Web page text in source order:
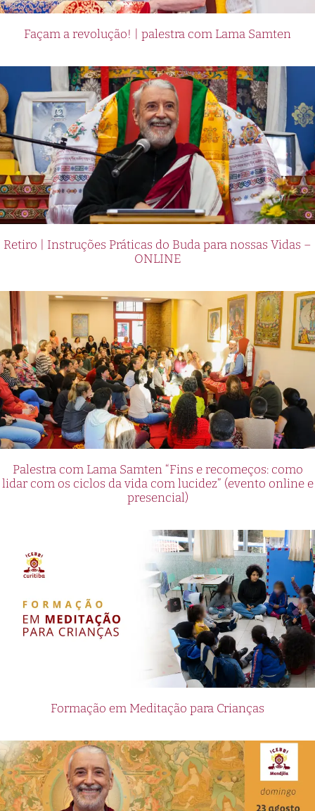
Façam a revolução! | palestra com Lama Samten
Retiro | Instruções Práticas do Buda para nossas Vidas –
ONLINE
Palestra com Lama Samten “Fins e recomeços: como
lidar com os ciclos da vida com lucidez” (evento online e
presencial)
Formação em Meditação para Crianças